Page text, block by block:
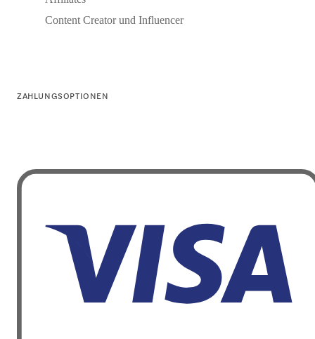
Content Creator und Influencer
ZAHLUNGSOPTIONEN